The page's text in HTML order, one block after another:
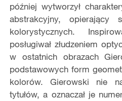
później wytworzył
abstrakcyjny, opierający
kolorystycznych.
posługiwał złudzeniem
w ostatnich obrazach
podstawowych form
kolorów. Gierowski nie
tytułów, a oznaczał je